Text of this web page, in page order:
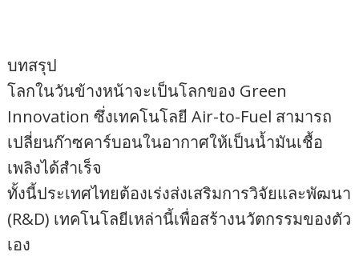
บทสรุป
โลกในวันข้างหน้าจะเป็นโลกของ Green
Innovation ซึ่งเทคโนโลยี Air-to-Fuel สามารถ
เปลี่ยนก๊าซคาร์บอนในอากาศให้เป็นน้ำมันเชื้อ
เพลิงได้สำเร็จ
ทั้งนี้ประเทศไทยต้องเร่งส่งเสริมการวิจัยและพัฒนา
(R&D) เทคโนโลยีเหล่านี้เพื่อสร้างนวัตกรรมของตัว
เอง